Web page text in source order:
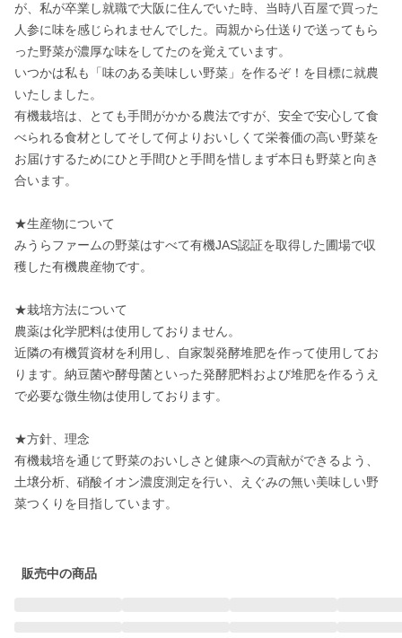
が、私が卒業し就職で大阪に住んでいた時、当時八百屋で買った
人参に味を感じられませんでした。両親から仕送りで送ってもら
った野菜が濃厚な味をしてたのを覚えています。
いつかは私も「味のある美味しい野菜」を作るぞ！を目標に就農
いたしました。
有機栽培は、とても手間がかかる農法ですが、安全で安心して食
べられる食材としてそして何よりおいしくて栄養価の高い野菜を
お届けするためにひと手間ひと手間を惜しまず本日も野菜と向き
合います。
★生産物について
みうらファームの野菜はすべて有機JAS認証を取得した圃場で収
穫した有機農産物です。
★栽培方法について
農薬は化学肥料は使用しておりません。
近隣の有機質資材を利用し、自家製発酵堆肥を作って使用してお
ります。納豆菌や酵母菌といった発酵肥料および堆肥を作るうえ
で必要な微生物は使用しております。
★方針、理念
有機栽培を通じて野菜のおいしさと健康への貢献ができるよう、
土壌分析、硝酸イオン濃度測定を行い、えぐみの無い美味しい野
菜つくりを目指しています。
販売中の商品